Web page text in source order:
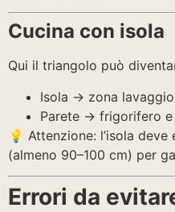
Cucina con isola
Qui il triangolo può
Isola → zona
Parete → frigorifero e
💡 Attenzione: l’isola
(almeno 90–100 cm) per
Errori da